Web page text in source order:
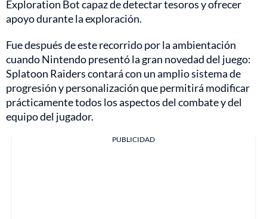
Exploration Bot capaz de detectar tesoros y ofrecer
apoyo durante la exploración.
Fue después de este recorrido por la ambientación
cuando Nintendo presentó la gran novedad del juego:
Splatoon Raiders contará con un amplio sistema de
progresión y personalización que permitirá modificar
prácticamente todos los aspectos del combate y del
equipo del jugador.
PUBLICIDAD